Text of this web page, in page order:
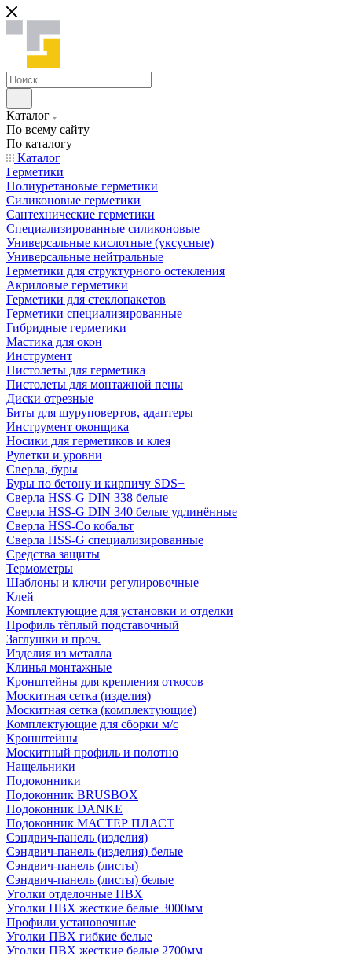
Каталог
По всему сайту
По каталогу
Каталог
Герметики
Полиуретановые герметики
Силиконовые герметики
Сантехнические герметики
Специализированные силиконовые
Универсальные кислотные (уксусные)
Универсальные нейтральные
Герметики для структурного остекления
Акриловые герметики
Герметики для стеклопакетов
Герметики специализированные
Гибридные герметики
Мастика для окон
Инструмент
Пистолеты для герметика
Пистолеты для монтажной пены
Диски отрезные
Биты для шуруповертов, адаптеры
Инструмент оконщика
Носики для герметиков и клея
Рулетки и уровни
Сверла, буры
Буры по бетону и кирпичу SDS+
Сверла HSS-G DIN 338 белые
Сверла HSS-G DIN 340 белые удлинённые
Сверла HSS-Co кобальт
Сверла HSS-G специализированные
Средства защиты
Термометры
Шаблоны и ключи регулировочные
Клей
Комплектующие для установки и отделки
Профиль тёплый подставочный
Заглушки и проч.
Изделия из металла
Клинья монтажные
Кронштейны для крепления откосов
Москитная сетка (изделия)
Москитная сетка (комплектующие)
Комплектующие для сборки м/с
Кронштейны
Москитный профиль и полотно
Нащельники
Подоконники
Подоконник BRUSBOX
Подоконник DANKE
Подоконник МАСТЕР ПЛАСТ
Сэндвич-панель (изделия)
Сэндвич-панель (изделия) белые
Сэндвич-панель (листы)
Сэндвич-панель (листы) белые
Уголки отделочные ПВХ
Уголки ПВХ жесткие белые 3000мм
Профили установочные
Уголки ПВХ гибкие белые
Уголки ПВХ жесткие белые 2700мм